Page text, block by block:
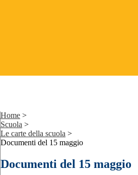
Home >
Scuola >
Le carte della scuola >
Documenti del 15 maggio
Documenti del 15 maggio